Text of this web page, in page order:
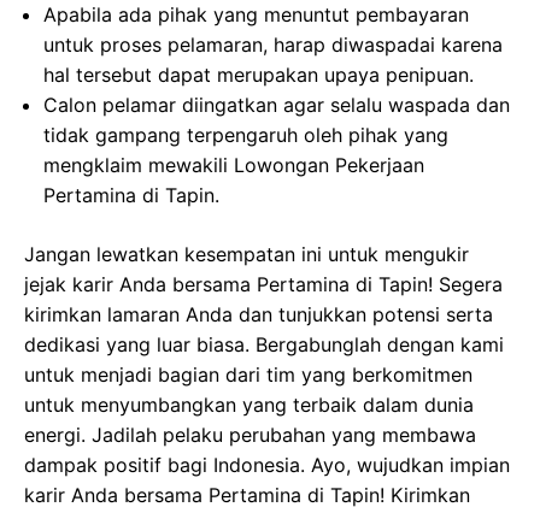
Apabila ada pihak yang menuntut pembayaran
untuk proses pelamaran, harap diwaspadai karena
hal tersebut dapat merupakan upaya penipuan.
Calon pelamar diingatkan agar selalu waspada dan
tidak gampang terpengaruh oleh pihak yang
mengklaim mewakili Lowongan Pekerjaan
Pertamina di Tapin.
Jangan lewatkan kesempatan ini untuk mengukir
jejak karir Anda bersama Pertamina di Tapin! Segera
kirimkan lamaran Anda dan tunjukkan potensi serta
dedikasi yang luar biasa. Bergabunglah dengan kami
untuk menjadi bagian dari tim yang berkomitmen
untuk menyumbangkan yang terbaik dalam dunia
energi. Jadilah pelaku perubahan yang membawa
dampak positif bagi Indonesia. Ayo, wujudkan impian
karir Anda bersama Pertamina di Tapin! Kirimkan